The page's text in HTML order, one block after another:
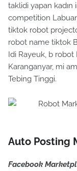
taklidi yapan
competition
tiktok robot
robot name tiktok
Idi Rayeuk, b
Karanganyar, mi
Tebing Tinggi.
Auto Posting
Facebook